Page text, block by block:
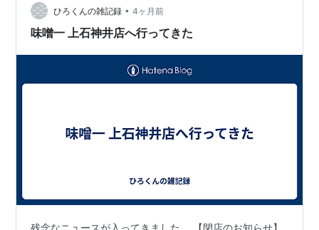
プロデューサー：落合兼武、宇都宮恭三（テレビ朝
監督：長石多可男、東條昭平、山田稔
連載：テレビマガジン（講談社）、てれびくん（小
ひろくんの雑記録 • 4ヶ月前
味噌一 上石神井店へ行ってきた